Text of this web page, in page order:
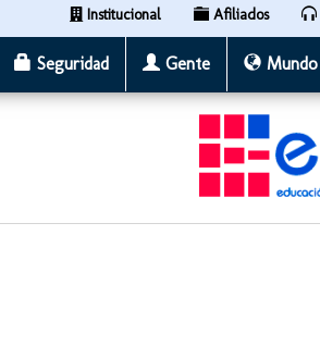
Institucional Afiliados
Seguridad Gente Mundo